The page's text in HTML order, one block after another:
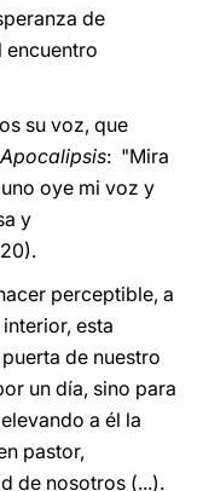
de
encuentro
su voz, que
: "Mira
oye mi voz y
y
perceptible, a
esta
de nuestro
un día, sino para
a él la
pastor,
de nosotros (...).